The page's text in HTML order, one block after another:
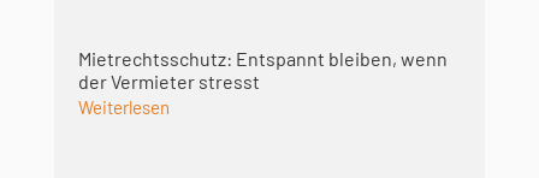
Mietrechtsschutz: Entspannt bleiben, wenn
der Vermieter stresst
Weiterlesen